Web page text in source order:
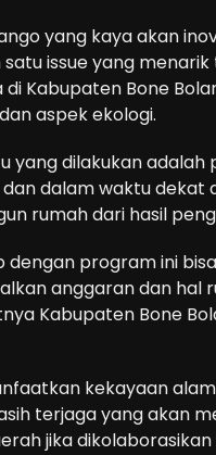
yang kaya akan
satu issue yang
di Kabupaten Bone
aspek ekologi.
yang dilakukan
dalam waktu dekat
rumah dari hasil
dengan program ini
anggaran dan
Kabupaten Bone
kekayaan
terjaga yang akan
jika